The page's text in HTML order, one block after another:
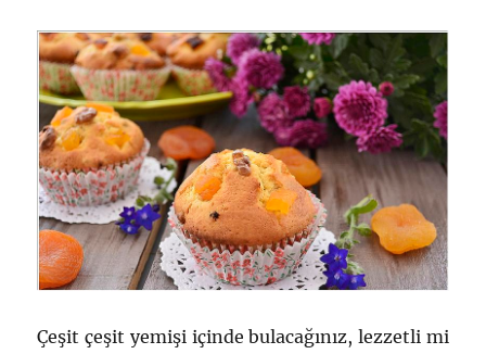
Çeşit çeşit yemişi içinde bulacağınız, lezzetli mi